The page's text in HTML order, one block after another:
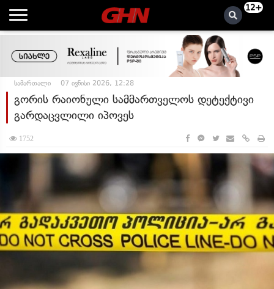
12+
სამართალი 07 ივნისი 2026, 12:28
გორის რაიონული სამმართველოს დეტექტივი
გარდაცვლილი იპოვეს
1752